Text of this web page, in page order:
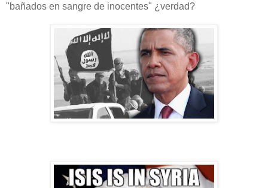
"bañados en sangre de inocentes" ¿verdad?